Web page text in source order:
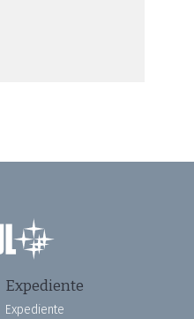
Expediente
Expediente